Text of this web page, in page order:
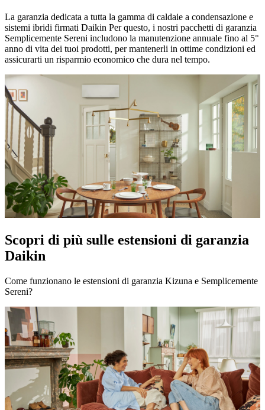
La garanzia dedicata a tutta la gamma di caldaie a condensazione e
sistemi ibridi firmati Daikin Per questo, i nostri pacchetti di garanzia
Semplicemente Sereni includono la manutenzione annuale fino al 5°
anno di vita dei tuoi prodotti, per mantenerli in ottime condizioni ed
assicurarti un risparmio economico che dura nel tempo.
Scopri di più sulle estensioni di garanzia
Daikin
Come funzionano le estensioni di garanzia Kizuna e Semplicemente
Sereni?